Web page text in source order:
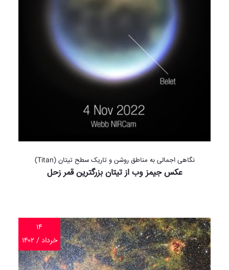
نگاهی اجمالی به مناطق روشن و تاریک سطح تیتان (Titan)
عکس جیمز وب از تیتان بزرگترین قمر زحل
۱۴
خرداد / ۱۴۰۲